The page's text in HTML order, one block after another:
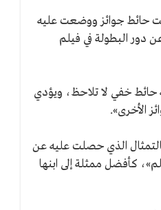
جوائز ووضعت عليه
دور البطولة في فيلم
خفي لا تلاحظ، ويؤدي
الأخرى».
الذي حصلت عليه عن
كأفضل ممثلة إلى ابنها